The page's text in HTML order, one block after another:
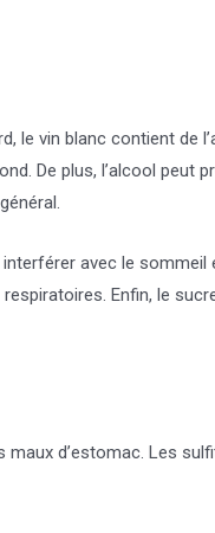
le vin blanc contient de
De plus, l’alcool peut
avec le sommeil
Enfin, le
d’estomac. Les